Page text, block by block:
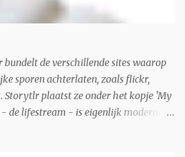
de verschillende sites waarop
sporen achterlaten, zoals flickr,
Storytlr plaatst ze onder het kopje 'My
de lifestream - is eigenlijk moderne